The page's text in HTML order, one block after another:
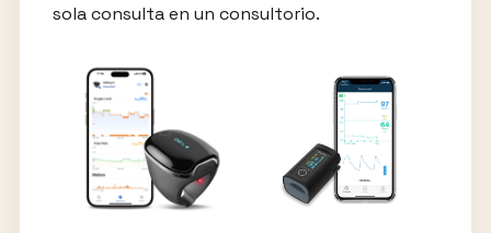
sola consulta en un consultorio.